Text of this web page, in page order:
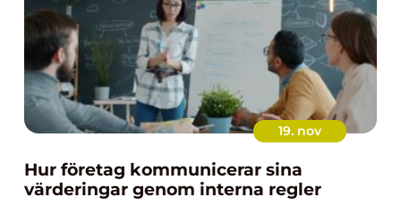
19. nov
Hur företag kommunicerar sina
värderingar genom interna regler